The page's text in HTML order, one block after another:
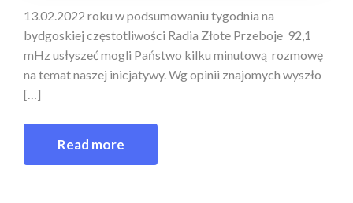
13.02.2022 roku w podsumowaniu tygodnia na
bydgoskiej częstotliwości Radia Złote Przeboje 92,1
mHz usłyszeć mogli Państwo kilku minutową rozmowę
na temat naszej inicjatywy. Wg opinii znajomych wyszło
[…]
Read more